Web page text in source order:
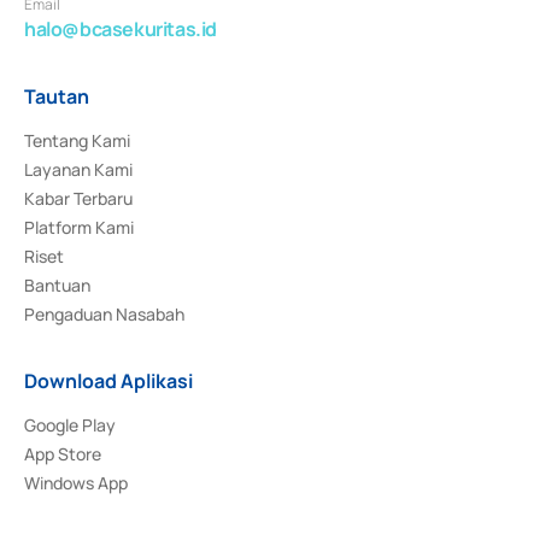
halo@bcasekuritas.id
Tautan
Tentang Kami
Layanan Kami
Kabar Terbaru
Platform Kami
Riset
Bantuan
Pengaduan Nasabah
Download Aplikasi
Google Play
App Store
Windows App